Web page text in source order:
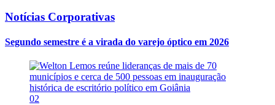
Notícias Corporativas
Segundo semestre é a virada do varejo óptico em 2026
02